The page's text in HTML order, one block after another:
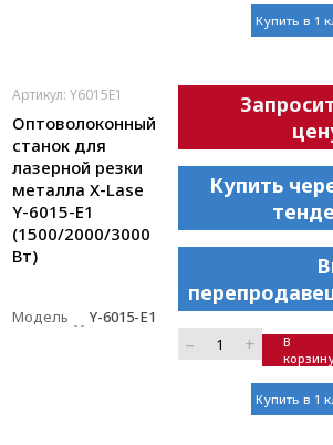
Купить в 1
Артикул: Y6015E1
Оптоволоконный
станок для
лазерной резки
металла X-Lase
Y-6015-E1
(1500/2000/3000
Вт)
Модель Y-6015-E1
Купить
– +
В
Купить в 1